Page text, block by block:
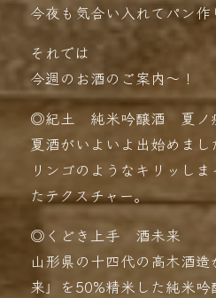
今夜も気合い入れてパン作
それでは
今週のお酒のご案内〜！
◎紀土 純米吟醸酒 夏ノ
夏酒がいよいよ出始めまし
リンゴのようなキリッし
たテクスチャー。
◎くどき上手 酒未来
山形県の十四代の高木酒
来」を50%精米した純米